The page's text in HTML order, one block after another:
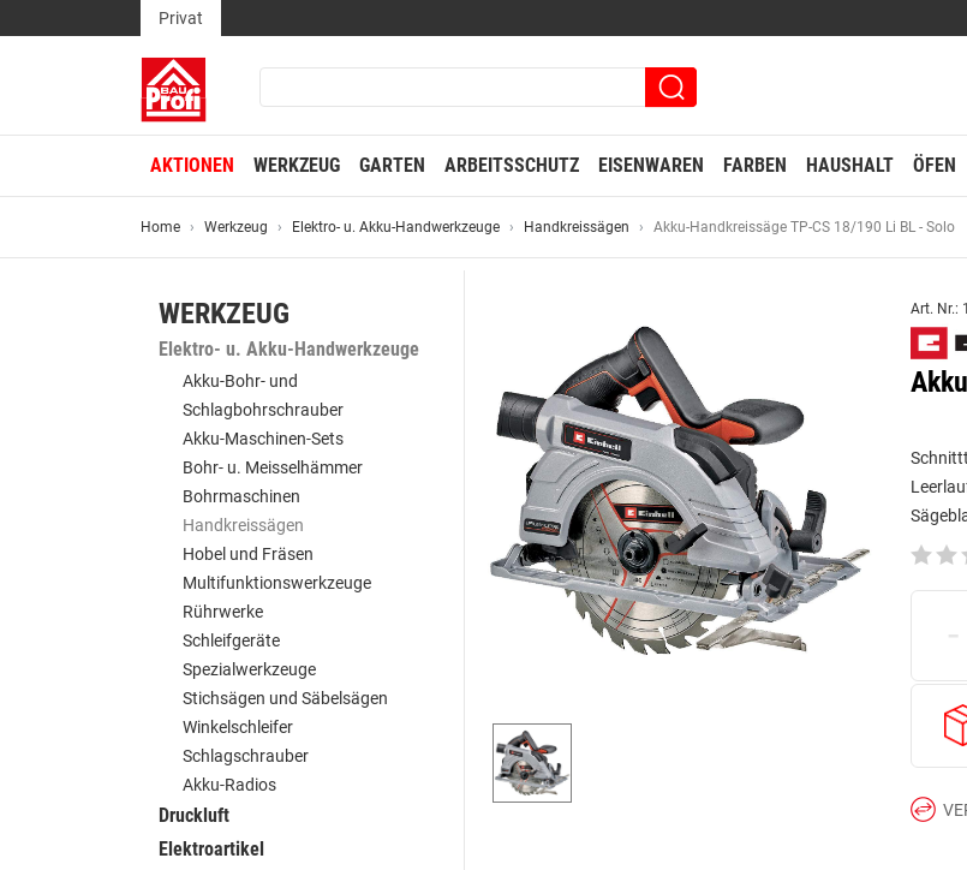
Privat
AKTIONEN WERKZEUG GARTEN ARBEITSSCHUTZ EISENWAREN FARBEN HAUSHALT ÖFEN
Home Werkzeug Elektro- u. Akku-Handwerkzeuge Handkreissägen Akku-Handkreissäge TP-CS 18/190 Li BL - Solo
WERKZEUG
Elektro- u. Akku-Handwerkzeuge
Akku-Bohr- und
Schlagbohrschrauber
Akku-Maschinen-Sets
Bohr- u. Meisselhämmer
Bohrmaschinen
Handkreissägen
Hobel und Fräsen
Multifunktionswerkzeuge
Rührwerke
Schleifgeräte
Spezialwerkzeuge
Stichsägen und Säbelsägen
Winkelschleifer
Schlagschrauber
Akku-Radios
Druckluft
Elektroartikel
Art. Nr.:
-